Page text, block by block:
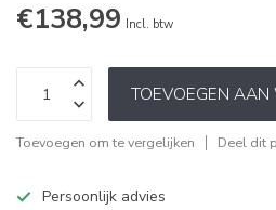
€138,99 Incl. btw
TOEVOEGEN
Toevoegen om te vergelijken Deel dit
Persoonlijk advies